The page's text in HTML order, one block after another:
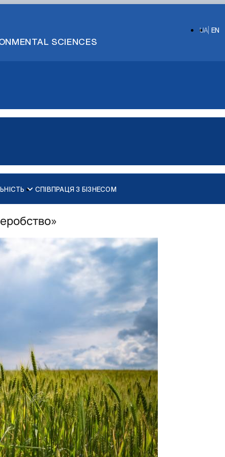
SCIENCES
EN
UA
і зміст програми агрономічно-ознайомчої
Структура і зміст програми навчальної практики, яка
і зміст програми виробничої практики, яка
Загальна інформація про гурток
Положення про гурток
Постер про гурток
План-графік роботи
Звіт про діяльність гуртка
Постерна конференція магістрів-гуртківців
Тези конференцій
СПІВПРАЦЯ З БІЗНЕСОМ